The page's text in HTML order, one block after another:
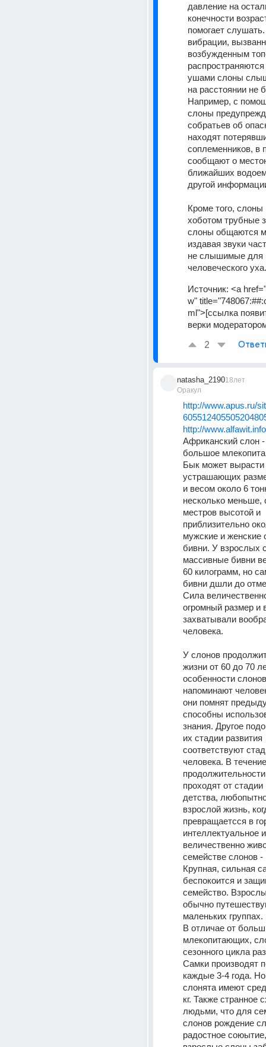
давление на
конечности
помогает
вибрации,
возбужденным
ушами слоны
на расстоянии не
Например, с
слоны
собратьев об
находят
соплеменников, в
сообщают о
ближайших
другой
Кроме того, слоны
хоботом трубные
слоны общаются
издавая звуки
не слышимые для
человеческого уха.
Источник: <a
w"
ml">[ссылка
верки
2
natasha_2190
Оракул
18лет
http://www.apus.ru/
http://
Африканский слон
большое
Бык может вырасти
устрашающих
и весом около 6
несколько меньше,
местров высотой и
приблизительно
мужские и женские
бивни. У взрослых
массивные бивни
60 килограмм, но
бивни дшли до
Сила
огромный размер и
захватывали
человека.
У слонов
жизни от 60 до 70
особенности
напоминают
они помнят
способны
знания. Другое
их стадии развития
соответствуют
человека. В течение
проходят от
детства,
взрослой жизнь,
превращаетсся в
интеллектуальное и
величественно
семействе слонов -
Крупная, сильная
беспокоится и
семейство.
обычно
маленьких группах.
В отличае от
млекопитающих,
сезонного цикла
Самки производят
каждые 3-4 года.
слонята имеют
кг. Также странное
людьми, что для
слонов рождение
радостное